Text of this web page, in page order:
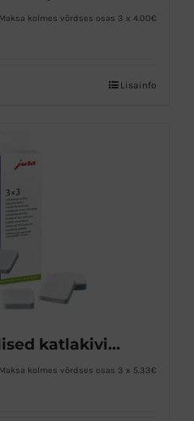
Maksa kolmes võrdses osas 3 x 4.00€
Lisainfo
JURA kaheetapilised katlakivieemaldustabletid 3pesu
Maksa kolmes võrdses osas 3 x 5.33€